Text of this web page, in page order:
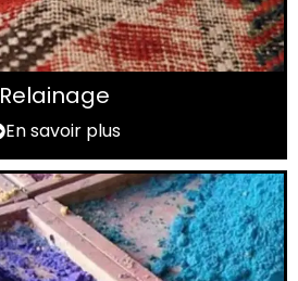
Relainage
En savoir plus